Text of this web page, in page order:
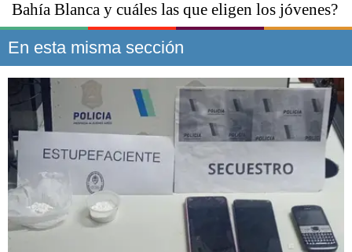
Bahía Blanca y cuáles las que eligen los jóvenes?
En esta misma sección